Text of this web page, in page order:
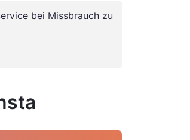
bei Missbrauch zu